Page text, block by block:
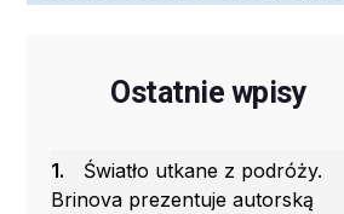
Ostatnie wpisy
1.
Światło utkane z podróży.
Brinova prezentuje autorską